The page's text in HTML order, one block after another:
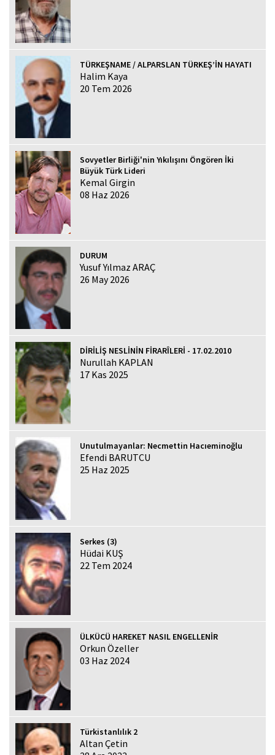
TÜRKEŞNAME / ALPARSLAN TÜRKEŞ’İN HAYATI
Halim Kaya
20 Tem 2026
Sovyetler Birliği'nin Yıkılışını Öngören İki
Büyük Türk Lideri
Kemal Girgin
08 Haz 2026
DURUM
Yusuf Yılmaz ARAÇ
26 May 2026
DİRİLİŞ NESLİNİN FİRARÎLERİ - 17.02.2010
Nurullah KAPLAN
17 Kas 2025
Unutulmayanlar: Necmettin Hacıeminoğlu
Efendi BARUTCU
25 Haz 2025
Serkes (3)
Hüdai KUŞ
22 Tem 2024
ÜLKÜCÜ HAREKET NASIL ENGELLENİR
Orkun Özeller
03 Haz 2024
Türkistanlılık 2
Altan Çetin